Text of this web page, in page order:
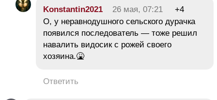
Konstantin2021 26 мая, 07:21
+4
О, у неравнодушного сельского дурачка
появился последователь — тоже решил
навалить видосик с рожей своего
хозяина.🤮
Ответить